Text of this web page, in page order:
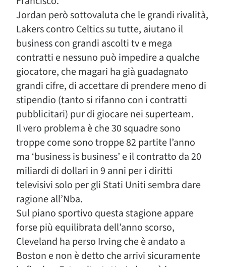
Jordan però sottovaluta che le grandi rivalità,
Lakers contro Celtics su tutte, aiutano il
business con grandi ascolti tv e mega
contratti e nessuno può impedire a qualche
giocatore, che magari ha già guadagnato
grandi cifre, di accettare di prendere meno di
stipendio (tanto si rifanno con i contratti
pubblicitari) pur di giocare nei superteam.
Il vero problema è che 30 squadre sono
troppe come sono troppe 82 partite l’anno
ma ‘business is business’ e il contratto da 20
miliardi di dollari in 9 anni per i diritti
televisivi solo per gli Stati Uniti sembra dare
ragione all’Nba.
Sul piano sportivo questa stagione appare
forse più equilibrata dell’anno scorso,
Cleveland ha perso Irving che è andato a
Boston e non è detto che arrivi sicuramente